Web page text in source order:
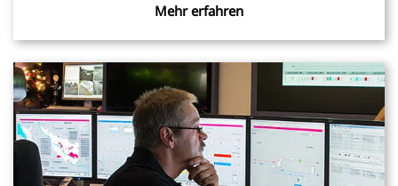
Mehr erfahren